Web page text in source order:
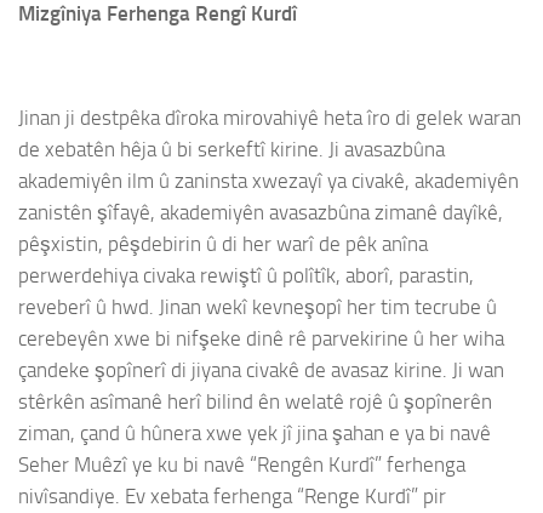
Mizgîniya Ferhenga Rengî Kurdî
Jinan ji destpêka dîroka mirovahiyê heta îro di gelek waran
de xebatên hêja û bi serkeftî kirine. Ji avasazbûna
akademiyên ilm û zaninsta xwezayî ya civakê, akademiyên
zanistên şîfayê, akademiyên avasazbûna zimanê dayîkê,
pêşxistin, pêşdebirin û di her warî de pêk anîna
perwerdehiya civaka rewiştî û polîtîk, aborî, parastin,
reveberî û hwd. Jinan wekî kevneşopî her tim tecrube û
cerebeyên xwe bi nifşeke dinê rê parvekirine û her wiha
çandeke şopînerî di jiyana civakê de avasaz kirine. Ji wan
stêrkên asîmanê herî bilind ên welatê rojê û şopînerên
ziman, çand û hûnera xwe yek jî jina şahan e ya bi navê
Seher Muêzî ye ku bi navê “Rengên Kurdî” ferhenga
nivîsandiye. Ev xebata ferhenga “Renge Kurdî” pir